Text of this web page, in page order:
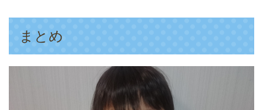
まとめ